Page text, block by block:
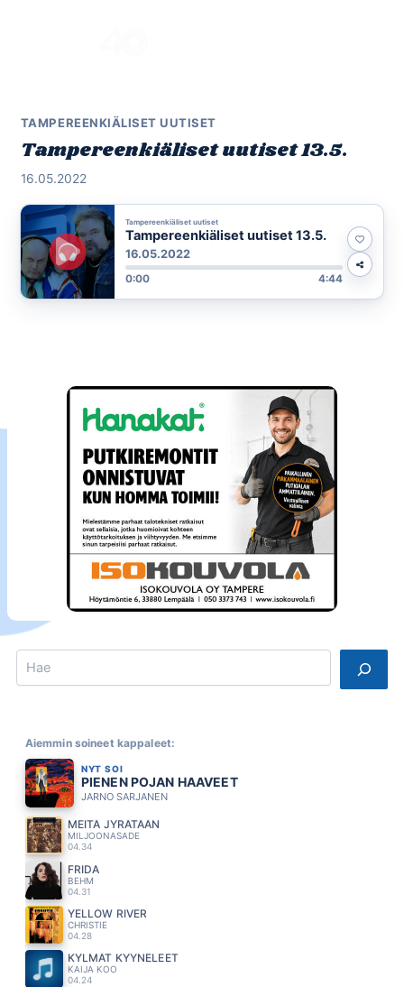
TAMPEREENKIÄLISET UUTISET
Tampereenkiäliset uutiset 13.5.
16.05.2022
Tampereenkiäliset uutiset
Tampereenkiäliset uutiset 13.5.
16.05.2022
0:00 4:44
Search
Aiemmin soineet kappaleet:
NYT SOI
PIENEN POJAN HAAVEET
JARNO SARJANEN
MEITÄ JYRÄTÄÄN
MILJOONASADE
04.34
FRIDA
BEHM
04.31
YELLOW RIVER
CHRISTIE
04.28
KYLMÄT KYYNELEET
KAIJA KOO
04.24